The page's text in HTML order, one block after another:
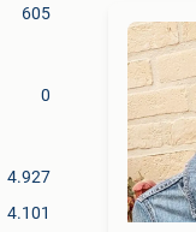
605
0
4.927
4.101